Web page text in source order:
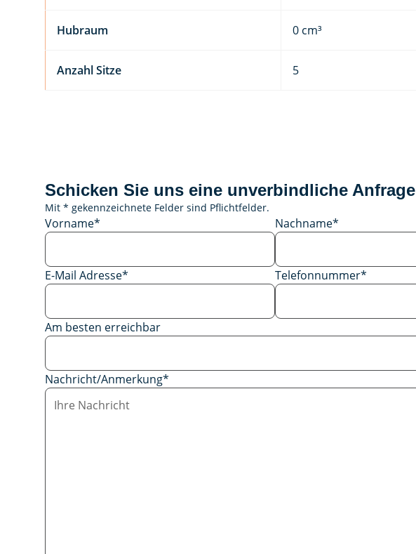
Hubraum 0 cm³
Anzahl Sitze 5
Schicken Sie uns eine unverbindliche Anfrage
Mit * gekennzeichnete Felder sind Pflichtfelder.
Vorname* Nachname*
E-Mail Adresse* Telefonnummer*
Am besten erreichbar
Nachricht/Anmerkung*